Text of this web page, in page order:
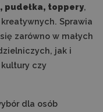
pudełka, toppery,
Sprawia
zarówno w małych
jak i
czy
dla osób